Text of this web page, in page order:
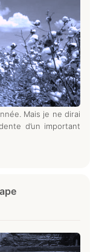
Mais je ne dirai
d’un important